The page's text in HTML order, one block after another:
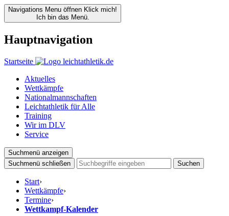
Navigations Menu öffnen Klick mich!
Ich bin das Menü.
Hauptnavigation
Startseite
Aktuelles
Wettkämpfe
Nationalmannschaften
Leichtathletik für Alle
Training
Wir im DLV
Service
Suchmenü anzeigen
Suchmenü schließen
Suchen
Start›
Wettkämpfe›
Termine›
Wettkampf-Kalender